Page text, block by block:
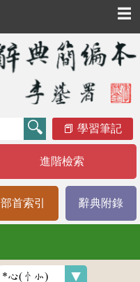
☰
學習筆記
進階檢索
部首索引 辭典附錄